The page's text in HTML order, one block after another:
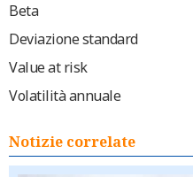
Beta
Deviazione standard
Value at risk
Volatilità annuale
Notizie correlate